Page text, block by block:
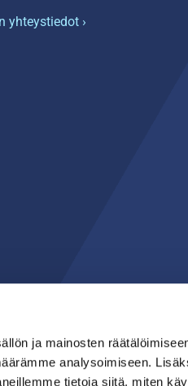
ja mainosten
analysoimiseen.
tietoja siitä, miten
yhteystiedot ›